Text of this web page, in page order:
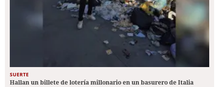
SUERTE
Hallan un billete de lotería millonario en un basurero de Italia